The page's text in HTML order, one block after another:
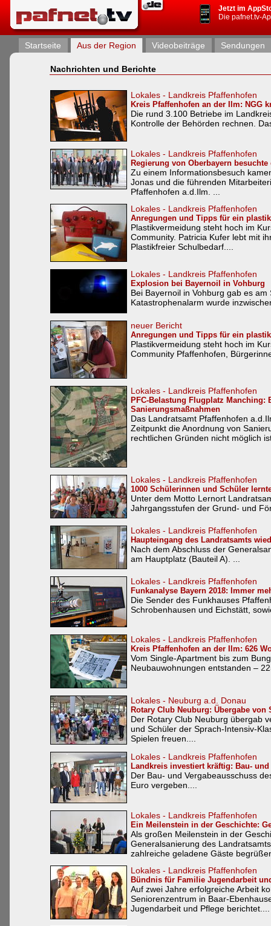
Jetzt im
Die pafnet.tv-
Startseite Aus der Region Videobeiträge Sendungen
Nachrichten und Berichte
Lokales - Landkreis Pfaffenhofen
Kreis Pfaffenhofen an der Ilm: NGG
Die rund 3.100 Betriebe im
Kontrolle der Behörden rechnen.
Lokales - Landkreis Pfaffenhofen
Regierung von Oberbayern besuchte
Zu einem Informationsbesuch
Jonas und die führenden
Pfaffenhofen a.d.Ilm. ...
Lokales - Landkreis Pfaffenhofen
Anregungen und Tipps für ein
Plastikvermeidung steht hoch im
Community. Patricia Kufer lebt mit
Plastikfreier Schulbedarf....
Lokales - Landkreis Pfaffenhofen
Explosion bei Bayernoil in Vohburg
Bei Bayernoil in Vohburg gab es
Katastrophenalarm wurde
neuer Bericht
Anregungen und Tipps für ein
Plastikvermeidung steht hoch im
Community Pfaffenhofen,
Lokales - Landkreis Pfaffenhofen
PFC-Belastung Flugplatz
Sanierungsmaßnahmen
Das Landratsamt Pfaffenhofen
Zeitpunkt die Anordnung von
rechtlichen Gründen nicht möglich
Lokales - Landkreis Pfaffenhofen
1000 Schülerinnen und Schüler
Unter dem Motto Lernort
Jahrgangsstufen der Grund- und
Lokales - Landkreis Pfaffenhofen
Haupteingang des Landratsamts
Nach dem Abschluss der
am Hauptplatz (Bauteil A). ...
Lokales - Landkreis Pfaffenhofen
Funkanalyse Bayern 2018: Immer
Die Sender des Funkhauses
Schrobenhausen und Eichstätt,
Lokales - Landkreis Pfaffenhofen
Kreis Pfaffenhofen an der Ilm: 626
Vom Single-Apartment bis zum
Neubauwohnungen entstanden –
Lokales - Neuburg a.d. Donau
Rotary Club Neuburg: Übergabe
Der Rotary Club Neuburg übergab
und Schüler der Sprach-Intensiv-
Spielen freuen....
Lokales - Landkreis Pfaffenhofen
Landkreis investiert kräftig: Bau-
Der Bau- und Vergabeausschuss
Euro vergeben....
Lokales - Landkreis Pfaffenhofen
Ein Meilenstein in der Geschichte:
Als großen Meilenstein in der
Generalsanierung des
zahlreiche geladene Gäste
Lokales - Landkreis Pfaffenhofen
Bündnis für Familie Jugendarbeit
Auf zwei Jahre erfolgreiche Arbeit
Seniorenzentrum in Baar-
Jugendarbeit und Pflege berichtet....